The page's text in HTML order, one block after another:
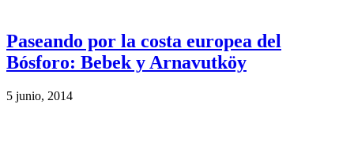
Paseando por la costa europea del
Bósforo: Bebek y Arnavutköy
5 junio, 2014